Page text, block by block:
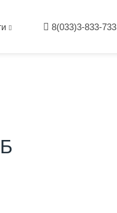
8(033)3-833-733